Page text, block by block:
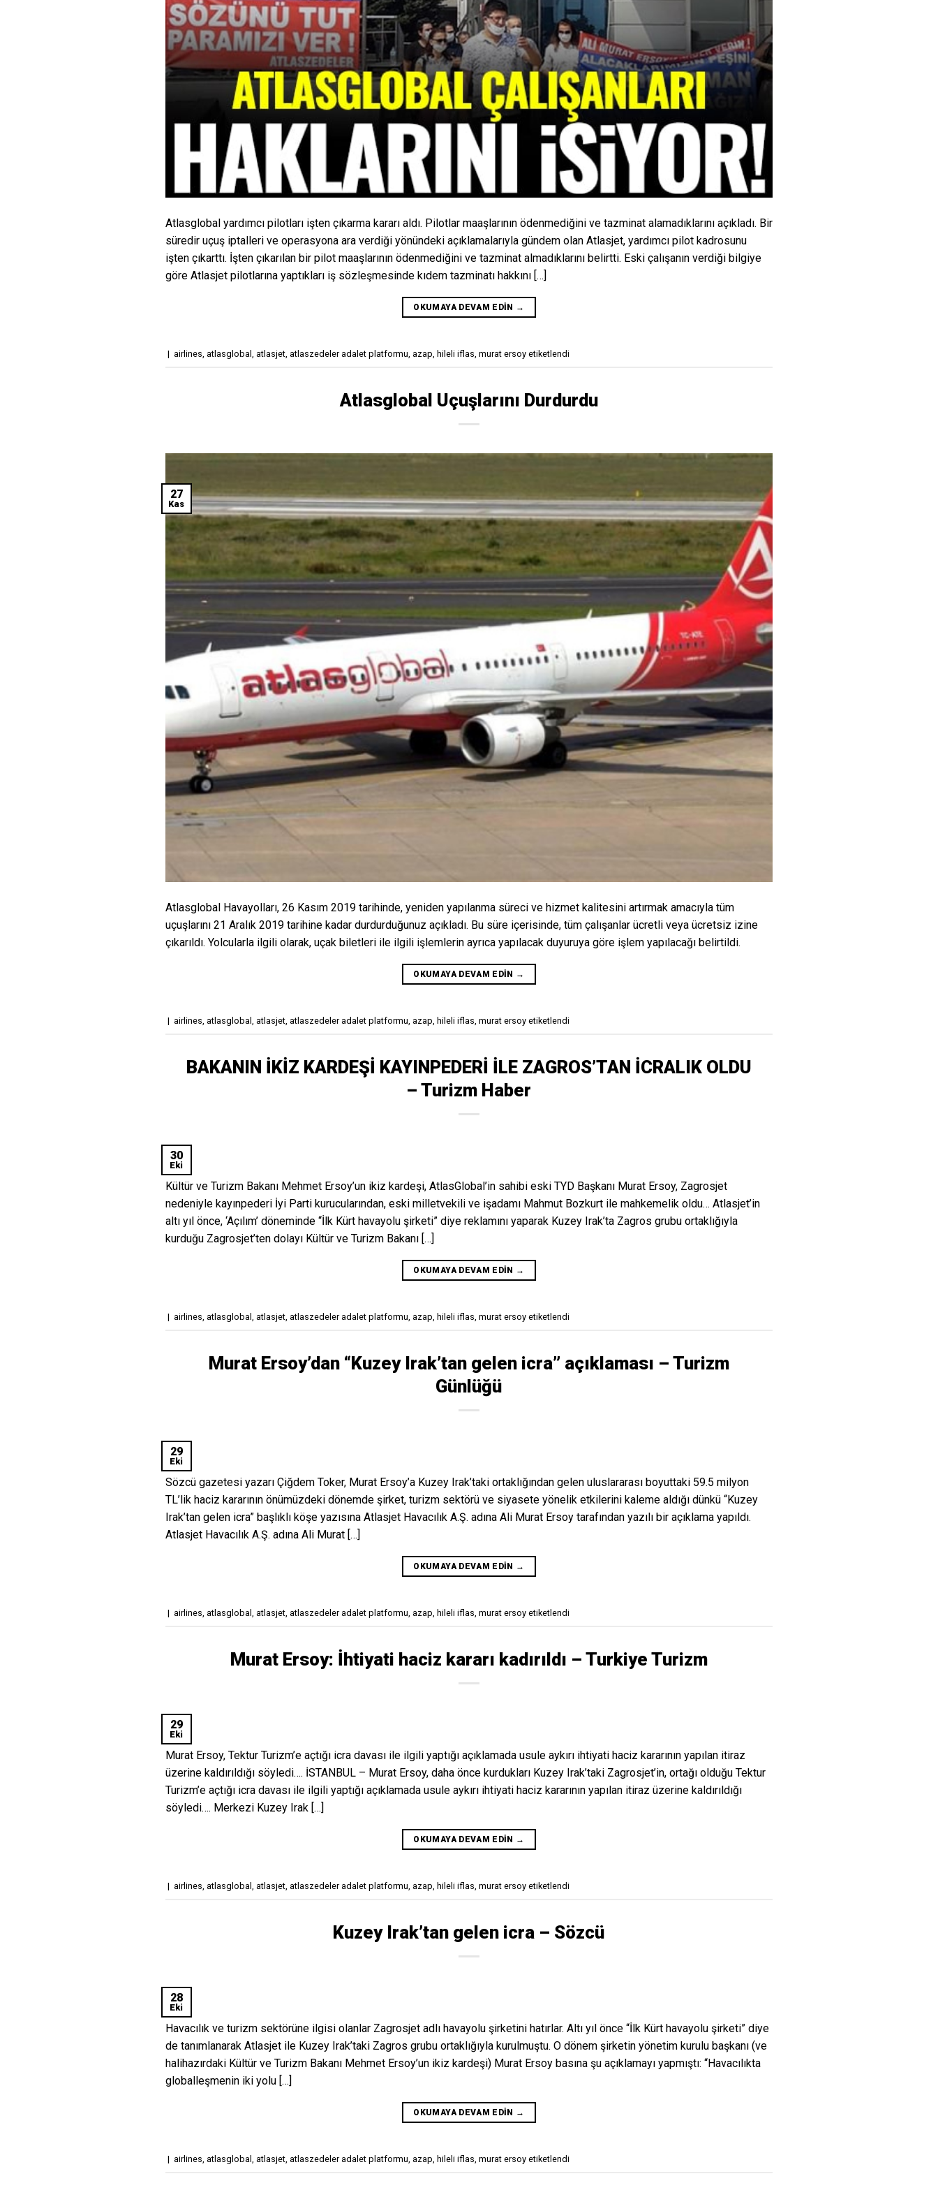
Atlasglobal yardımcı pilotları işten çıkarma kararı aldı. Pilotlar maaşlarının ödenmediğini ve tazminat alamadıklarını açıkladı. Bir
süredir uçuş iptalleri ve operasyona ara verdiği yönündeki açıklamalarıyla gündem olan Atlasjet, yardımcı pilot kadrosunu
işten çıkarttı. İşten çıkarılan bir pilot maaşlarının ödenmediğini ve tazminat almadıklarını belirtti. Eski çalışanın verdiği bilgiye
göre Atlasjet pilotlarına yaptıkları iş sözleşmesinde kıdem tazminatı hakkını […]
OKUMAYA DEVAM EDIN →
| airlines, atlasglobal , atlasjet, atlaszedeler adalet platformu, azap, hileli iflas, murat ersoy etiketlendi
Atlasglobal Uçuşlarını Durdurdu
27
Kas
Atlasglobal Havayolları, 26 Kasım 2019 tarihinde, yeniden yapılanma süreci ve hizmet kalitesini artırmak amacıyla tüm
uçuşlarını 21 Aralık 2019 tarihine kadar durdurduğunuz açıkladı. Bu süre içerisinde, tüm çalışanlar ücretli veya ücretsiz izine
çıkarıldı. Yolcularla ilgili olarak, uçak biletleri ile ilgili işlemlerin ayrıca yapılacak duyuruya göre işlem yapılacağı belirtildi.
OKUMAYA DEVAM EDIN →
| airlines, atlasglobal , atlasjet, atlaszedeler adalet platformu, azap, hileli iflas, murat ersoy etiketlendi
BAKANIN İKİZ KARDEŞİ KAYINPEDERİ İLE ZAGROS’TAN İCRALIK OLDU
– Turizm Haber
30
Eki
Kültür ve Turizm Bakanı Mehmet Ersoy’un ikiz kardeşi, AtlasGlobal’in sahibi eski TYD Başkanı Murat Ersoy, Zagrosjet
nedeniyle kayınpederi İyi Parti kurucularından, eski milletvekili ve işadamı Mahmut Bozkurt ile mahkemelik oldu… Atlasjet’in
altı yıl önce, ‘Açılım’ döneminde “İlk Kürt havayolu şirketi” diye reklamını yaparak Kuzey Irak’ta Zagros grubu ortaklığıyla
kurduğu Zagrosjet’ten dolayı Kültür ve Turizm Bakanı […]
OKUMAYA DEVAM EDIN →
| airlines, atlasglobal , atlasjet, atlaszedeler adalet platformu, azap, hileli iflas, murat ersoy etiketlendi
Murat Ersoy’dan “Kuzey Irak’tan gelen icra” açıklaması – Turizm
Günlüğü
29
Eki
Sözcü gazetesi yazarı Çiğdem Toker, Murat Ersoy’a Kuzey Irak’taki ortaklığından gelen uluslararası boyuttaki 59.5 milyon
TL’lik haciz kararının önümüzdeki dönemde şirket, turizm sektörü ve siyasete yönelik etkilerini kaleme aldığı dünkü “Kuzey
Irak’tan gelen icra” başlıklı köşe yazısına Atlasjet Havacılık A.Ş. adına Ali Murat Ersoy tarafından yazılı bir açıklama yapıldı.
Atlasjet Havacılık A.Ş. adına Ali Murat […]
OKUMAYA DEVAM EDIN →
| airlines, atlasglobal , atlasjet, atlaszedeler adalet platformu, azap, hileli iflas, murat ersoy etiketlendi
Murat Ersoy: İhtiyati haciz kararı kadırıldı – Turkiye Turizm
29
Eki
Murat Ersoy, Tektur Turizm’e açtığı icra davası ile ilgili yaptığı açıklamada usule aykırı ihtiyati haciz kararının yapılan itiraz
üzerine kaldırıldığı söyledi…. İSTANBUL – Murat Ersoy, daha önce kurdukları Kuzey Irak’taki Zagrosjet’in, ortağı olduğu Tektur
Turizm’e açtığı icra davası ile ilgili yaptığı açıklamada usule aykırı ihtiyati haciz kararının yapılan itiraz üzerine kaldırıldığı
söyledi…. Merkezi Kuzey Irak […]
OKUMAYA DEVAM EDIN →
| airlines, atlasglobal , atlasjet, atlaszedeler adalet platformu, azap, hileli iflas, murat ersoy etiketlendi
Kuzey Irak’tan gelen icra – Sözcü
28
Eki
Havacılık ve turizm sektörüne ilgisi olanlar Zagrosjet adlı havayolu şirketini hatırlar. Altı yıl önce “İlk Kürt havayolu şirketi” diye
de tanımlanarak Atlasjet ile Kuzey Irak’taki Zagros grubu ortaklığıyla kurulmuştu. O dönem şirketin yönetim kurulu başkanı (ve
halihazırdaki Kültür ve Turizm Bakanı Mehmet Ersoy’un ikiz kardeşi) Murat Ersoy basına şu açıklamayı yapmıştı: “Havacılıkta
globalleşmenin iki yolu […]
OKUMAYA DEVAM EDIN →
| airlines, atlasglobal , atlasjet, atlaszedeler adalet platformu, azap, hileli iflas, murat ersoy etiketlendi